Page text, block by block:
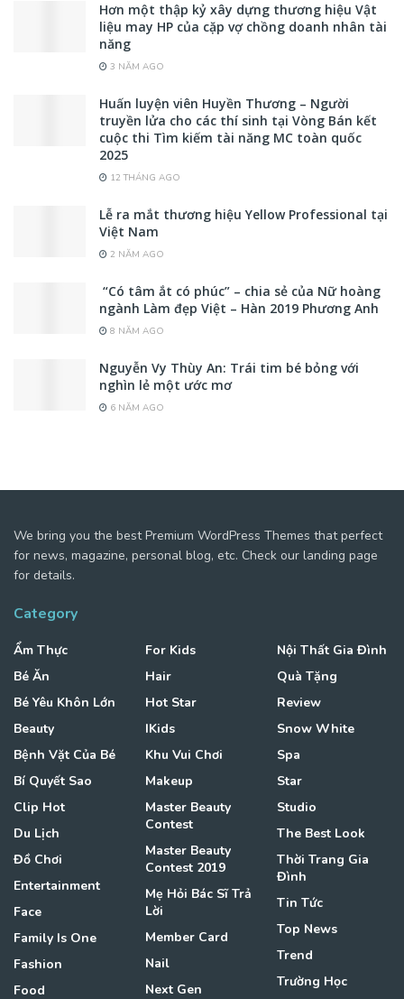
Hơn một thập kỷ xây dựng thương hiệu Vật
liệu may HP của cặp vợ chồng doanh nhân tài
năng
3 NĂM AGO
Huấn luyện viên Huyền Thương – Người
truyền lửa cho các thí sinh tại Vòng Bán kết
cuộc thi Tìm kiếm tài năng MC toàn quốc
2025
12 THÁNG AGO
Lễ ra mắt thương hiệu Yellow Professional tại
Việt Nam
2 NĂM AGO
“Có tâm ắt có phúc” – chia sẻ của Nữ hoàng
ngành Làm đẹp Việt – Hàn 2019 Phương Anh
8 NĂM AGO
Nguyễn Vy Thùy An: Trái tim bé bỏng với
nghìn lẻ một ước mơ
6 NĂM AGO
We bring you the best Premium WordPress Themes that perfect
for news, magazine, personal blog, etc. Check our landing page
for details.
Category
Ẩm Thực
Bé Ăn
Bé Yêu Khôn Lớn
Beauty
Bệnh Vặt Của Bé
Bí Quyết Sao
Clip Hot
Du Lịch
Đồ Chơi
Entertainment
Face
Family Is One
Fashion
Food
For Kids
Hair
Hot Star
IKids
Khu Vui Chơi
Makeup
Master Beauty
Contest
Master Beauty
Contest 2019
Mẹ Hỏi Bác Sĩ Trả
Lời
Member Card
Nail
Next Gen
Nội Thất Gia Đình
Quà Tặng
Review
Snow White
Spa
Star
Studio
The Best Look
Thời Trang Gia
Đình
Tin Tức
Top News
Trend
Trường Học